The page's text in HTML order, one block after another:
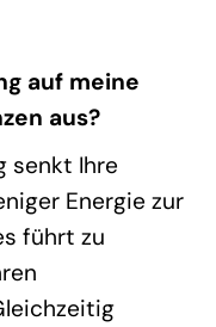
auf meine
aus?
senkt Ihre
Energie zur
führt zu